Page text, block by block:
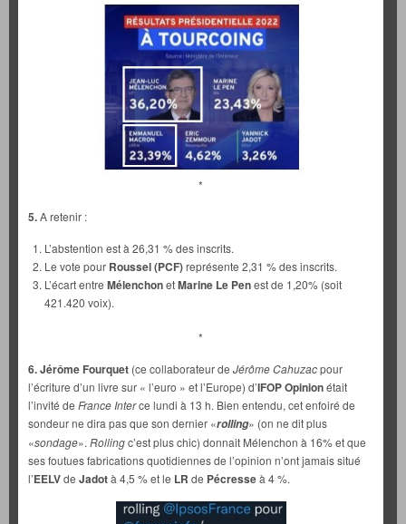
*
5.A retenir :
L’abstention est à 26,31 % des inscrits.
Le vote pour Roussel (PCF)représente 2,31 % des inscrits.
L’écart entre MélenchonetMarine Le Penest de 1,20% (soit
421.420 voix).
*
6. Jérôme Fourquet (ce collaborateur de Jérôme Cahuzacpour
l’écriture d’un livre sur « l’euro » et l’Europe) d’IFOP Opinionétait
l’invité de France Interce lundi à 13 h. Bien entendu, cet enfoiré de
sondeur ne dira pas que son dernier «rolling» (on ne dit plus
«sondage». Rollingc’est plus chic) donnait Mélenchon à 16% et que
ses foutues fabrications quotidiennes de l’opinion n’ont jamais situé
l’EELVde Jadotà 4,5 % et le LR de Pécresseà 4 %.